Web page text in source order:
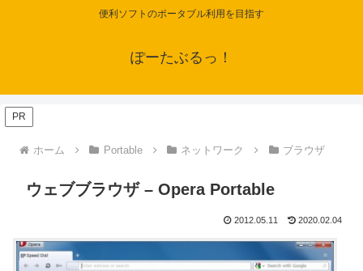
便利ソフトのポータブル利用を目指す
ぽーたぶるっ！
PR
ホーム Portable ネットワーク ブラウザ
ウェブブラウザ – Opera Portable
2012.05.11 2020.02.04